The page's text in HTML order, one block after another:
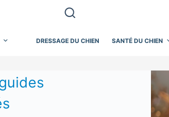
DRESSAGE DU CHIEN SANTÉ DU CHIEN